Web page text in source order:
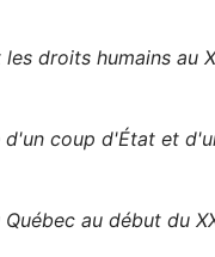
droits humains au
coup d'État et
au début du